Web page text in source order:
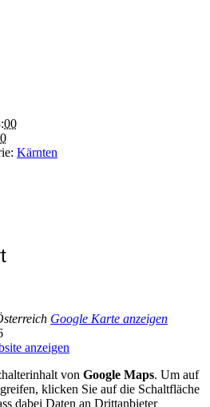
Kärnten
Google Karte anzeigen
anzeigen
von Google Maps. Um auf
klicken Sie auf die Schaltfläche
dabei Daten an Drittanbieter